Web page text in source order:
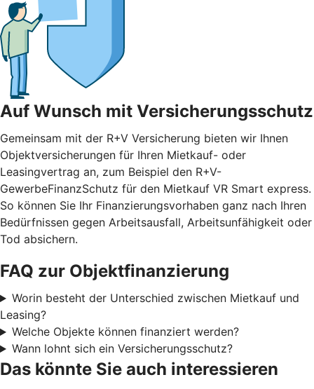
Auf Wunsch mit Versicherungsschutz
Gemeinsam mit der R+V Versicherung bieten wir Ihnen
Objektversicherungen für Ihren Mietkauf- oder
Leasingvertrag an, zum Beispiel den R+V-
GewerbeFinanzSchutz für den Mietkauf VR Smart express.
So können Sie Ihr Finanzierungsvorhaben ganz nach Ihren
Bedürfnissen gegen Arbeitsausfall, Arbeitsunfähigkeit oder
Tod absichern.
FAQ zur Objektfinanzierung
Worin besteht der Unterschied zwischen Mietkauf und
Leasing?
Welche Objekte können finanziert werden?
Wann lohnt sich ein Versicherungsschutz?
Das könnte Sie auch interessieren